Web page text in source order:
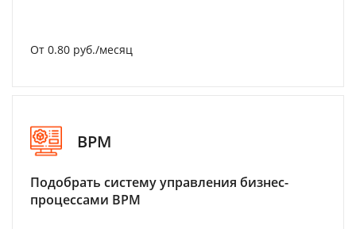
От 0.80 руб./месяц
BPM
Подобрать систему управления бизнес-
процессами BPM